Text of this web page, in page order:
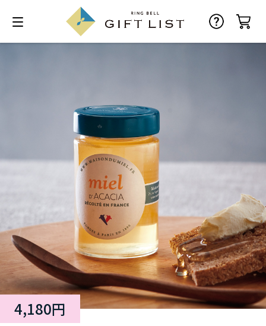
4,180円